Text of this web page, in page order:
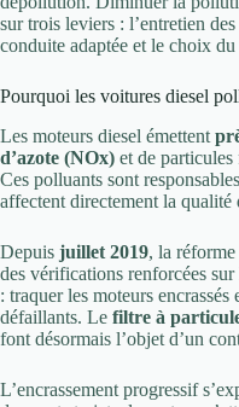
sur trois leviers : l’entretien
conduite adaptée et le choix
Pourquoi les voitures diesel
Les moteurs diesel émettent
d’azote (NOx) et de particules
Ces polluants sont
affectent directement la qualité
Depuis juillet 2019, la
des vérifications renforcées
: traquer les moteurs
défaillants. Le filtre à
font désormais l’objet d’un
L’encrassement progressif